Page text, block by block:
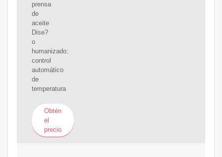
prensa
de
aceite
Dise?
o
humanizado:
control
automático
de
temperatura
Obtén
el
precio